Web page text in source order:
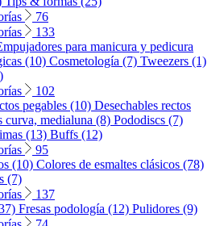
76
133
para manicura y pedicura
(10) Cosmetología (7) Tweezers (1)
102
pegables (10) Desechables rectos
curva, medialuna (8) Pododiscs (7)
(13) Buffs (12)
95
(10) Colores de esmaltes clásicos (78)
(7)
137
Fresas podología (12) Pulidores (9)